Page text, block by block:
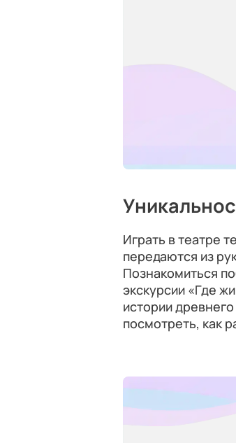
Играть в театре
передаются из
Познакомиться
экскурсии «Где
истории
посмотреть, как